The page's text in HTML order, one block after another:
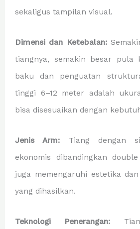
sekaligus tampilan visual.
Dimensi dan Ketebalan:
tiangnya, semakin besar pula
baku dan penguatan
tinggi 6–12 meter adalah
bisa disesuaikan dengan
Jenis Arm: Tiang dengan
ekonomis dibandingkan
juga memengaruhi estetika
yang dihasilkan.
Teknologi Penerangan: